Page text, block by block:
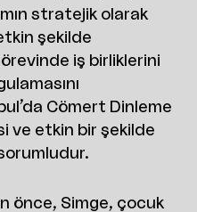
stratejik olarak
şekilde
iş birliklerini
Cömert Dinleme
ve etkin bir şekilde
önce, Simge, çocuk